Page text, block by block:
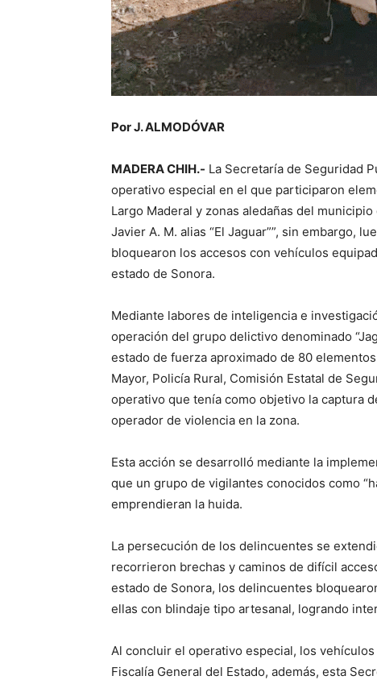
Por J. ALMODÓVAR
MADERA CHIH.- La Secretaría de Seguridad
operativo especial en el que participaron
Largo Maderal y zonas aledañas del
Javier A. M. alias “El Jaguar””, sin embargo,
bloquearon los accesos con vehículos
estado de Sonora.
Mediante labores de inteligencia e
operación del grupo delictivo denominado
estado de fuerza aproximado de 80
Mayor, Policía Rural, Comisión Estatal de
operativo que tenía como objetivo la captura
operador de violencia en la zona.
Esta acción se desarrolló mediante la
que un grupo de vigilantes conocidos como
emprendieran la huida.
La persecución de los delincuentes se
recorrieron brechas y caminos de difícil
estado de Sonora, los delincuentes
ellas con blindaje tipo artesanal, logrando
Al concluir el operativo especial, los
Fiscalía General del Estado, además, esta